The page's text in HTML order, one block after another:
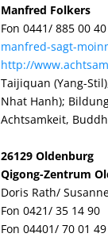
Manfred Folkers
Fon 0441/ 885 00 40
manfred-sagt-
http://
Taijiquan (Yang-
Nhat Hanh);
Achtsamkeit,
26129 Oldenburg
Qigong-Zentrum
Doris Rath/
Fon 0421/ 35 14 90
Fon 04401/ 70 01 49